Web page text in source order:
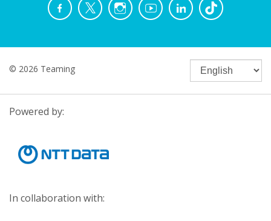
© 2026 Teaming
Powered by:
In collaboration with: